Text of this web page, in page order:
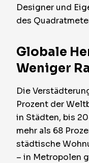
Designer und
des
Globale
Weniger
Die
Prozent der
in Städten, bis
mehr als 68
städtische
– in Metropolen